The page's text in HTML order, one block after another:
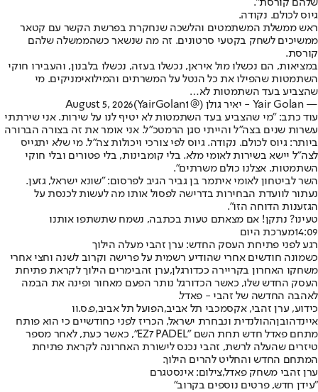
שלהם קורסת".
גיוס לכולם. נקודה.
ראש ממשלת המשתמטים והלשכה שנחקרת בפרשת הקשר עם קטאר
ממשיכים לשחק בקטעי סרטונים. זה מה שנשאר כשהממשלה שלהם
קורסת.
במציאות, הם נכשלו מול איראן, נכשלו בעזה, נכשלו בלבנון, והעבירו חוקי
השתמטות שהפילו את כל הנטל על המשרתים והמילואימניקים. מי
שהצביע בעד השתמטות לא…
— Yair Golan - יאיר גולן (@YairGolan1)
August 5, 2026
עוד כתב: "מי שהצביע בעד השתמטות לא יטיף לנו על שירות. אני שירתתי
עשרות שנים בצה״ל והייתי סגן הרמטכ״ל. אני אומר את זה בצורה הברורה
ביותר: גיוס לכולם. נקודה. גיוס לפי צורכי ויכולות צה״ל. מי שלא יתגייס
לצה״ל יישא בשירות לאומי מלא. בלי קומבינות, בלי פטורים ובלי חוקי
השתמטות. אצלנו כולם משרתים".
השר לביטחון לאומי איתמר בן גביר הגיב לפרסום: "שונא ישראל, גזען.
נעתור לוועדת הבחירות בדרישה לפסול אותו מה לעשות לכנסת על
הגזענות הדוחה הזו".
טעינו? נתקן! אם מצאתם טעות בכתבה, נשמח שתשתפו אותנו
14:09מערכת היום
רגע לפני פתיחת העסק החדש: ערן זהבי מעלה הילוך
כשמונה חודשים אחרי שהודיע רשמית על פרישה וקרוב לשנה וחצי אחרי
משחקו האחרון בקריירה ככדורגלן,ערן זהבימרים הילוך לקראת פתיחת
העסק החדש שלו, כאשר הכדורגל נותר הפעם מאחור ופינה את הבמה
לאהבה החדשה של זהבי - פאדל.
כידוע, ערן זהבי, אקסמכבי תל אביב,הפועל תל אביב,פ.ס.וו
איינדהובןההולנדית ונבחרת ישראל, הכריז לפני כחודשיים כי הוא פותח
מתחם פאדל חדש תחת השם "EZ7 PADEL", כאשר כעת, לאחר מספר
טיזרים שהעלה לרשת, זהבי נכנס לישורת האחרונה לקראת פתיחת
המתחם החדש והחליט להרים הילוך.
ערן זהבי משחק פאדל,צילום: אינסטגרם
"עידן חדש, פרטים נוספים בקרוב"